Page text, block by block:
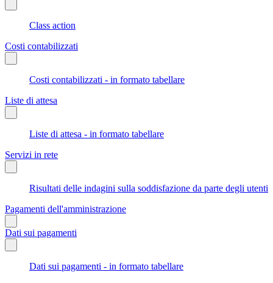
Class action
Costi contabilizzati
Costi contabilizzati - in formato tabellare
Liste di attesa
Liste di attesa - in formato tabellare
Servizi in rete
Risultati delle indagini sulla soddisfazione da parte degli utenti
Pagamenti dell'amministrazione
Dati sui pagamenti
Dati sui pagamenti - in formato tabellare